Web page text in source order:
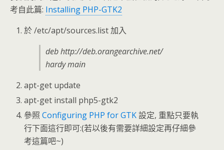
考自此篇: Installing PHP-GTK2
於 /etc/apt/sources.list 加入
deb http://deb.orangearchive.net/
hardy main
apt-get update
apt-get install php5-gtk2
參照Configuring PHP for GTK設定, 重點只要執
行下面這行即可:(若以後有需要詳細設定再仔細參
考這篇吧~)